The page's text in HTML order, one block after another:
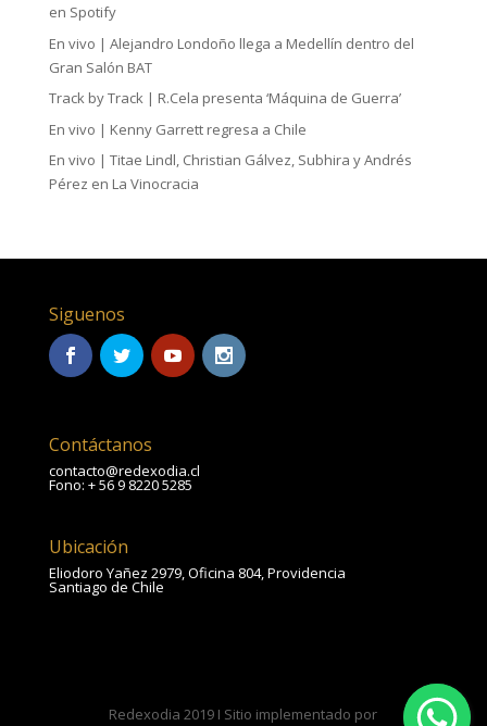
en Spotify
En vivo | Alejandro Londoño llega a Medellín dentro del
Gran Salón BAT
Track by Track | R.Cela presenta ‘Máquina de Guerra’
En vivo | Kenny Garrett regresa a Chile
En vivo | Titae Lindl, Christian Gálvez, Subhira y Andrés
Pérez en La Vinocracia
Siguenos
Contáctanos
contacto@redexodia.cl
Fono: + 56 9 8220 5285
Ubicación
Eliodoro Yañez 2979, Oficina 804, Providencia
Santiago de Chile
Redexodia 2019 I Sitio implementado por